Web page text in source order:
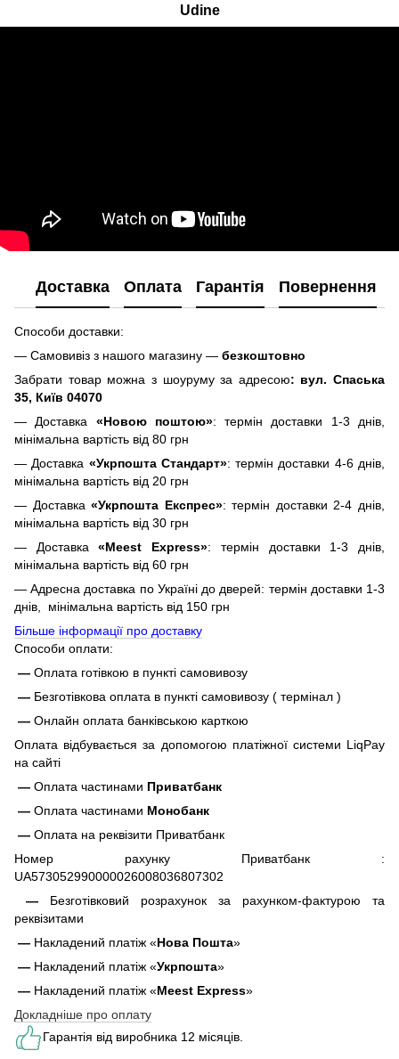
Udine
Доставка Оплата Гарантія Повернення
Способи доставки:
— Самовивіз з нашого магазину — безкоштовно
Забрати товар можна з шоуруму за адресою: вул. Спаська
35, Київ 04070
— Доставка «Новою поштою»: термін доставки 1-3 днів,
мінімальна вартість від 80 грн
— Доставка «Укрпошта Стандарт»: термін доставки 4-6 днів,
мінімальна вартість від 20 грн
— Доставка«Укрпошта Експрес»: термін доставки 2-4 днів,
мінімальна вартість від 30 грн
— Доставка«Meest Express»: термін доставки 1-3 днів,
мінімальна вартість від 60 грн
— Адресна доставка по Україні до дверей: термін доставки 1-3
днів, мінімальна вартість від 150 грн
Більше інформації про доставку
Способи оплати:
— Оплата готівкою в пункті самовивозу
— Безготівкова оплата в пункті самовивозу ( термінал )
— Онлайн оплата банківською карткою
Оплата відбувається за допомогою платіжної системи LiqPay
на сайті
— Оплата частинами Приватбанк
— Оплата частинами Монобанк
— Оплата на реквізити Приватбанк
Номер рахунку Приватбанк :
UA573052990000026008036807302
— Безготівковий розрахунок за рахунком-фактурою та
реквізитами
— Накладений платіж «Нова Пошта»
— Накладений платіж «Укрпошта»
— Накладений платіж «Meest Express»
Докладніше про оплату
Гарантія від виробника 12 місяців.